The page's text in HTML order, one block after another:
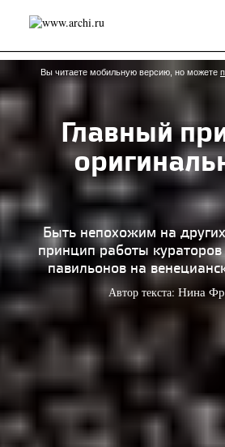
Россия Мир Технологии Интерьер
Проекты
Конкурсы События Книги
send.project Анонсы конкурсов
Журнал
Объект
Результаты
Репортаж
Рецензия
Дизайн
Иностранцы в России
Книги
Наследие
Эко
Вы читаете мобильную версию, но можете
Главный
Быть непохожим на
принцип работы
павильонов на
Автор текста: Нина